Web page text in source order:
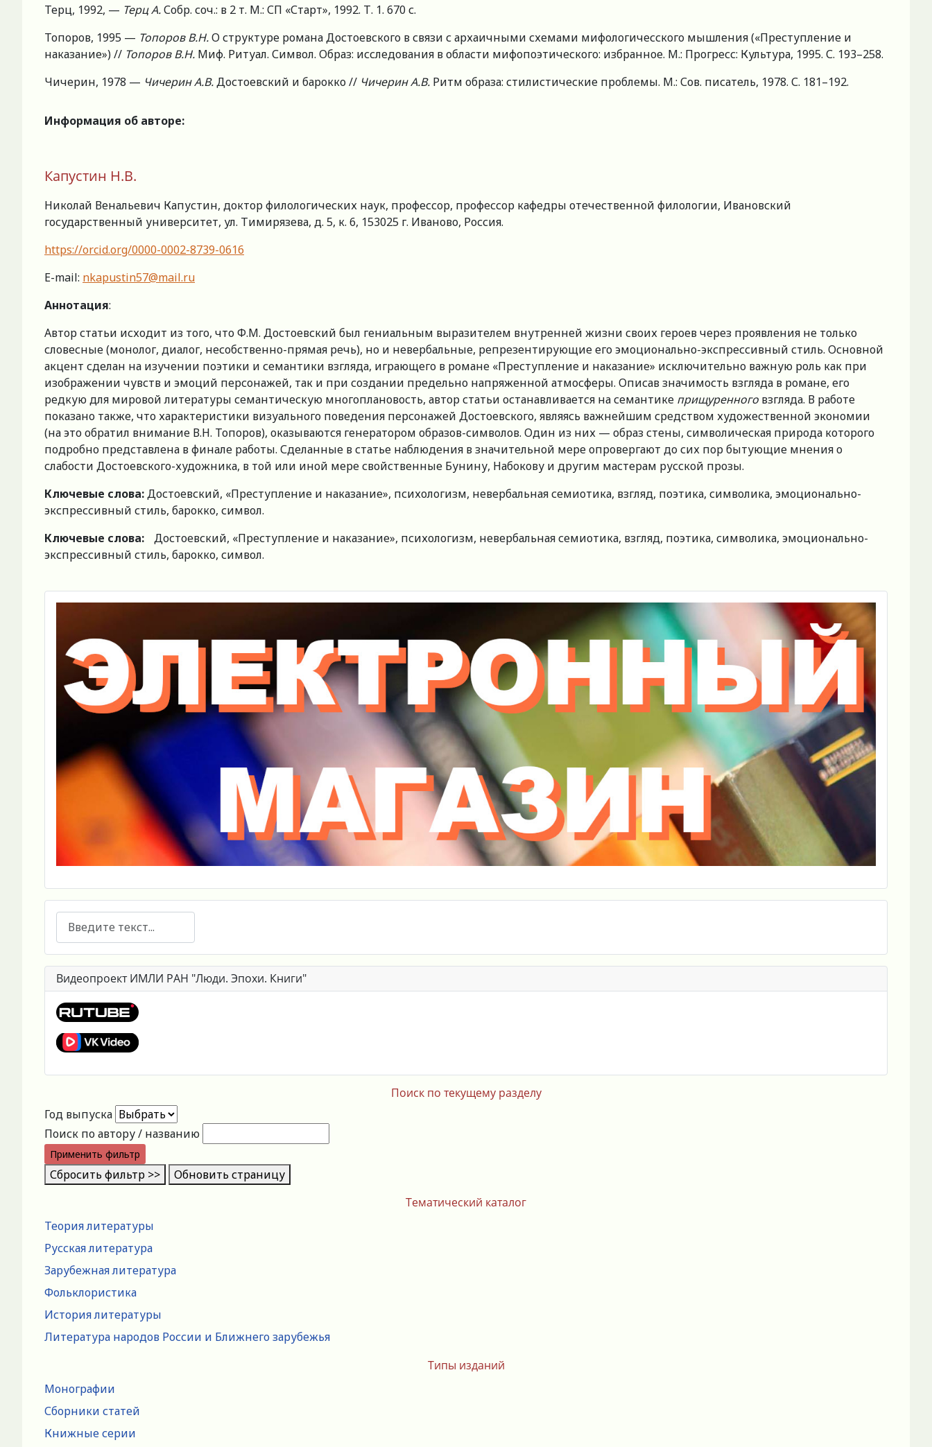
Тематический каталог
Теория литературы
Русская литература
Зарубежная литература
Фольклористика
История литературы
Литература народов России и Ближнего зарубежья
Типы изданий
Монографии
Сборники статей
Книжные серии
Терц, 1992, — Терц А.Собр. соч.: в 2 т. М.: СП «Старт», 1992. Т. 1. 670 с.
Топоров, 1995 — Топоров В.Н.О структуре романа Достоевского в связи с архаичными схемами мифологичесского мышления («Преступление и
наказание») // Топоров В.Н. Миф. Ритуал. Символ. Образ: исследования в области мифопоэтического: избранное. М.: Прогресс: Культура, 1995. С. 193–258.
Чичерин, 1978 — Чичерин А.В.Достоевский и барокко // Чичерин А.В. Ритм образа: стилистические проблемы. М.: Сов. писатель, 1978. С. 181–192.
Информация об авторе:
Капустин Н.В.
Николай Венальевич Капустин, доктор филологических наук, профессор, профессор кафедры отечественной филологии, Ивановский
государственный университет, ул. Тимирязева, д. 5, к. 6, 153025 г. Иваново, Россия.
https://orcid.org/0000-0002-8739-0616
E-mail: nkapustin57@mail.ru
Аннотация:
Автор статьи исходит из того, что Ф.М. Достоевский был гениальным выразителем внутренней жизни своих героев через проявления не только
словесные (монолог, диалог, несобственно-прямая речь), но и невербальные, репрезентирующие его эмоционально-экспрессивный стиль. Основной
акцент сделан на изучении поэтики и семантики взгляда, играющего в романе «Преступление и наказание» исключительно важную роль как при
изображении чувств и эмоций персонажей, так и при создании предельно напряженной атмосферы. Описав значимость взгляда в романе, его
редкую для мировой литературы семантическую многоплановость, автор статьи останавливается на семантике прищуренного взгляда. В работе
показано также, что характеристики визуального поведения персонажей Достоевского, являясь важнейшим средством художественной экономии
(на это обратил внимание В.Н. Топоров), оказываются генератором образов-символов. Один из них — образ стены, символическая природа которого
подробно представлена в финале работы. Сделанные в статье наблюдения в значительной мере опровергают до сих пор бытующие мнения о
слабости Достоевского-художника, в той или иной мере свойственные Бунину, Набокову и другим мастерам русской прозы.
Ключевые слова:Достоевский, «Преступление и наказание», психологизм, невербальная семиотика, взгляд, поэтика, символика, эмоционально-
экспрессивный стиль, барокко, символ.
Ключевые слова:
Достоевский, «Преступление и наказание», психологизм, невербальная семиотика, взгляд, поэтика, символика, эмоционально-
экспрессивный стиль, барокко, символ.
Поиск
Видеопроект ИМЛИ РАН "Люди. Эпохи. Книги"
Поиск по текущему разделу
Год выпуска
Поиск по автору / названию
Применить фильтр
Сбросить фильтр >> Обновить страницу